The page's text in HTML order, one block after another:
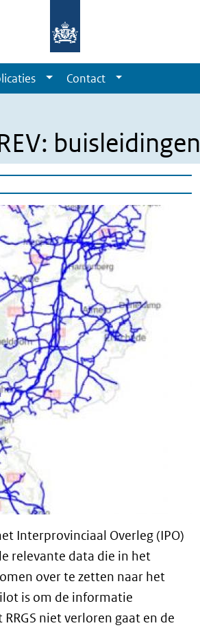
Contact
buisleidingen
Interprovinciaal Overleg (IPO)
relevante data die in het
over te zetten naar het
is om de informatie
niet verloren gaat en de